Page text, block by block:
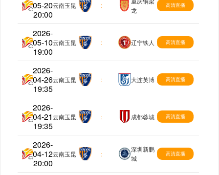
05-20
20:00
中超
云南玉昆 :
龙
高清直播
2026-
05-10
19:00
中超
云南玉昆 : 辽宁铁人 高清直播
2026-
04-26
19:35
中超
云南玉昆 : 大连英博 高清直播
2026-
04-21
19:35
中超
云南玉昆 : 成都蓉城 高清直播
2026-
04-12
20:00
中超
云南玉昆 :
深圳新鹏
城
高清直播